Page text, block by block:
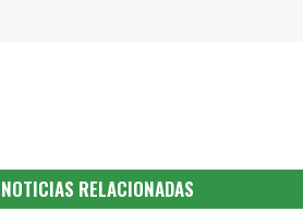
NOTICIAS RELACIONADAS